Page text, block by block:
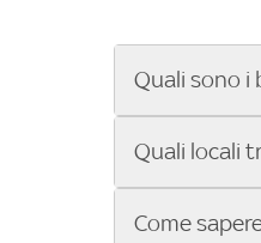
Quali sono i
Se cerchi un
ENILIVE, la
Sky Bar ti
Quali locali
Vuoi sapere
Come